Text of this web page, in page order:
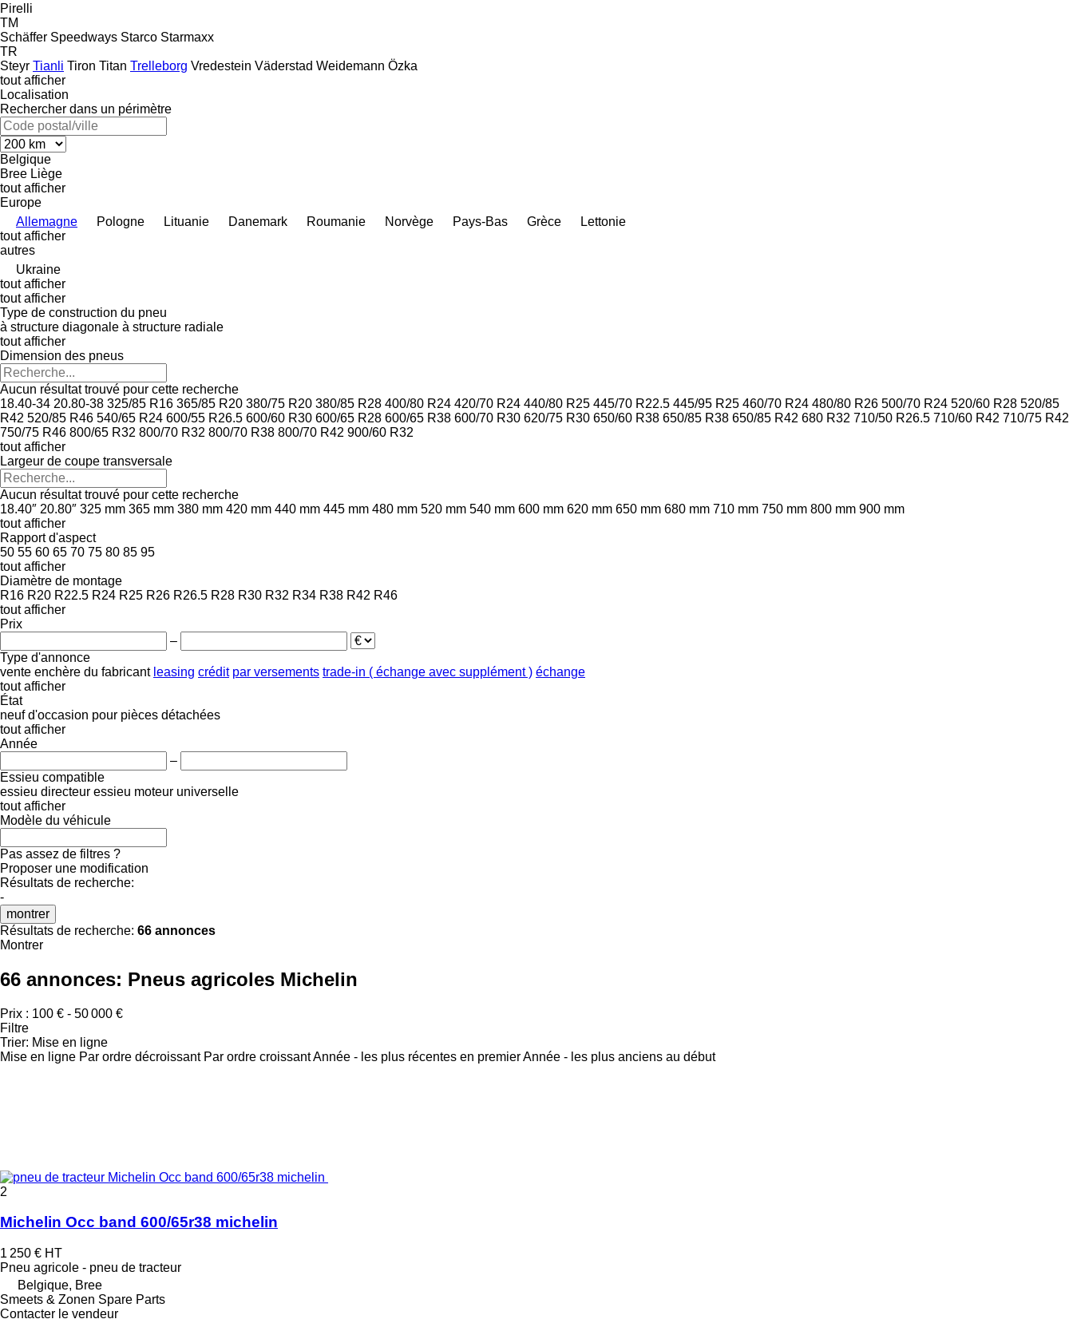
Pirelli
TM
Schäffer Speedways Starco Starmaxx
TR
Steyr Tianli Tiron Titan Trelleborg Vredestein Väderstad Weidemann Özka
tout afficher
Localisation
Rechercher dans un périmètre
Belgique
Bree Liège
tout afficher
Europe
Allemagne
Pologne Lituanie Danemark Roumanie Norvège Pays-Bas Grèce
Lettonie
tout afficher
autres
Ukraine
tout afficher
tout afficher
Type de construction du pneu
à structure diagonale à structure radiale
tout afficher
Dimension des pneus
Aucun résultat trouvé pour cette recherche
18.40-34 20.80-38 325/85 R16 365/85 R20 380/75 R20 380/85 R28 400/80 R24 420/70 R24 440/80 R25 445/70 R22.5 445/95 R25 460/70 R24 480/80 R26 500/70 R24 520/60 R28 520/85
R42 520/85 R46 540/65 R24 600/55 R26.5 600/60 R30 600/65 R28 600/65 R38 600/70 R30 620/75 R30 650/60 R38 650/85 R38 650/85 R42 680 R32 710/50 R26.5 710/60 R42 710/75 R42
750/75 R46 800/65 R32 800/70 R32 800/70 R38 800/70 R42 900/60 R32
tout afficher
Largeur de coupe transversale
Aucun résultat trouvé pour cette recherche
18.40″ 20.80″ 325 mm 365 mm 380 mm 420 mm 440 mm 445 mm 480 mm 520 mm 540 mm 600 mm 620 mm 650 mm 680 mm 710 mm 750 mm 800 mm 900 mm
tout afficher
Rapport d'aspect
50 55 60 65 70 75 80 85 95
tout afficher
Diamètre de montage
R16 R20 R22.5 R24 R25 R26 R26.5 R28 R30 R32 R34 R38 R42 R46
tout afficher
Prix
–
Type d'annonce
vente enchère du fabricant leasing crédit par versements trade-in ( échange avec supplément ) échange
tout afficher
État
neuf d'occasion pour pièces détachées
tout afficher
Année
–
Essieu compatible
essieu directeur essieu moteur universelle
tout afficher
Modèle du véhicule
Pas assez de filtres ?
Proposer une modification
Résultats de recherche:
-
montrer
Résultats de recherche: 66 annonces
Montrer
66 annonces: Pneus agricoles Michelin
Prix : 100 € - 50 000 €
Filtre
Trier: Mise en ligne
Mise en ligne Par ordre décroissant Par ordre croissantAnnée - les plus récentes en premierAnnée - les plus anciens au début
2
Michelin Occ band 600/65r38 michelin
1 250 € HT
Pneu agricole - pneu de tracteur
Belgique, Bree
Smeets & Zonen Spare Parts
Contacter le vendeur